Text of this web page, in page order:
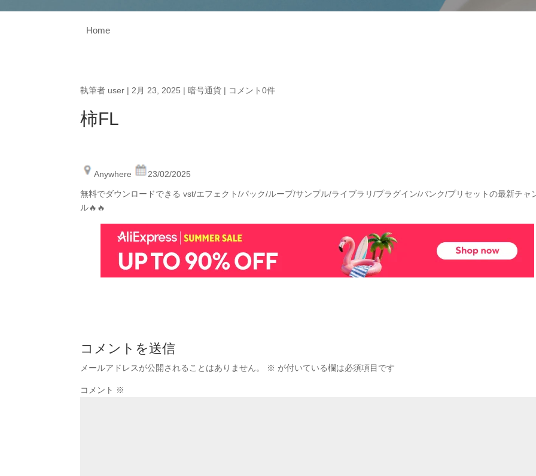
Home
執筆者 user | 2月 23, 2025 |暗号通貨 | コメント0件
柿FL
Anywhere 23/02/2025
無料でダウンロードできる vst/エフェクト/パック/ループ/サンプル/ライブラリ/プラグイン/バンク/プリセットの最新チャ
ル🔥🔥
コメントを送信
メールアドレスが公開されることはありません。 ※ が付いている欄は必須項目です
コメント ※